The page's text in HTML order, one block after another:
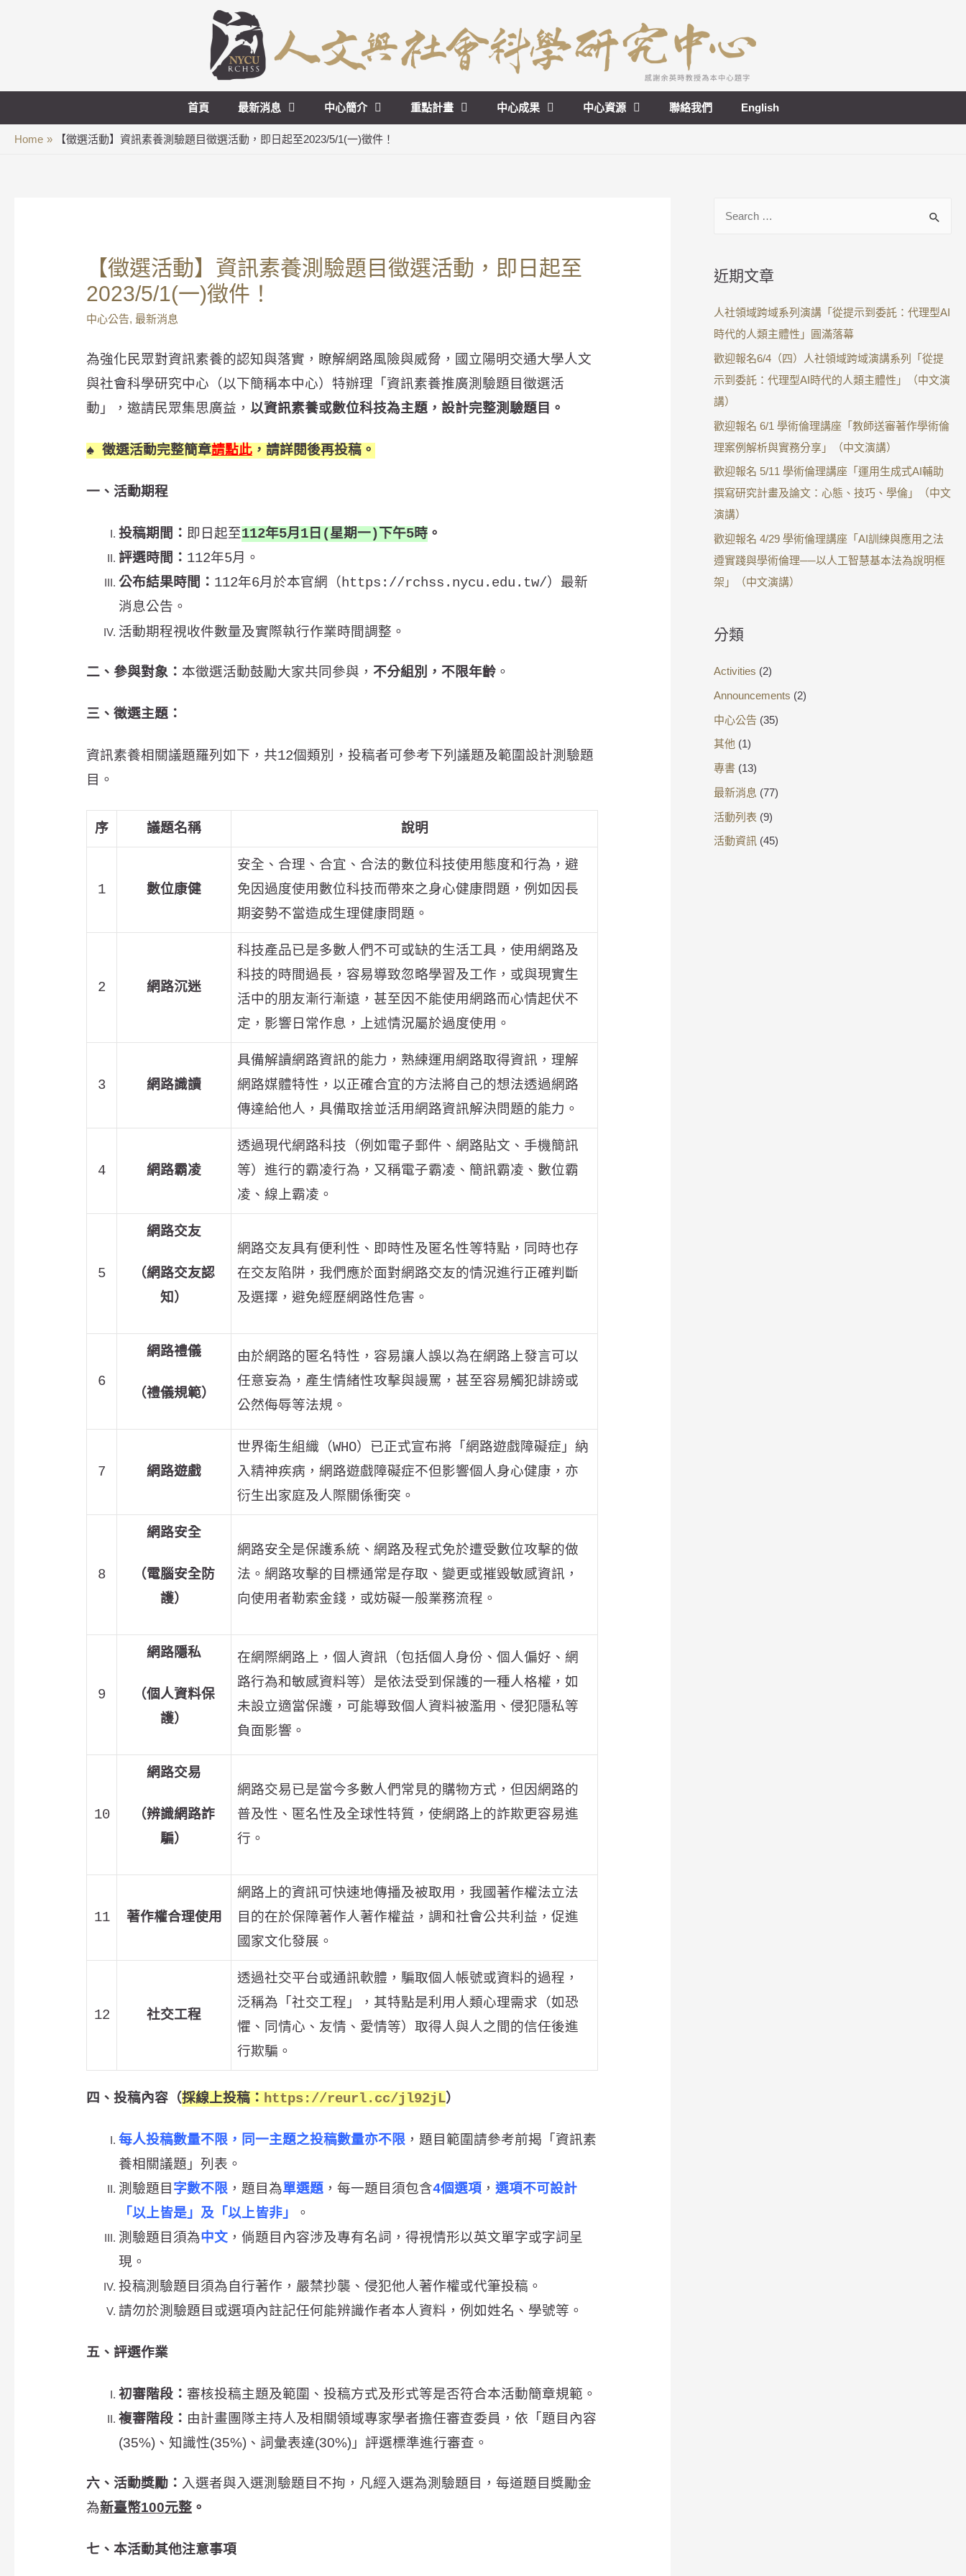
首頁 最新消息 中心簡介 重點計畫 中心成果 中心資源 聯絡我們 English
Home 【徵選活動】資訊素養測驗題目徵選活動，即日起至2023/5/1(一)徵件！
【徵選活動】資訊素養測驗題目徵選活動，即日起至
2023/5/1(一)徵件！
中心公告,最新消息
為強化民眾對資訊素養的認知與落實，瞭解網路風險與威脅，國立陽明交通大學人文
與社會科學研究中心（以下簡稱本中心）特辦理「資訊素養推廣測驗題目徵選活
動」，邀請民眾集思廣益，以資訊素養或數位科技為主題，設計完整測驗題目。
♠ 徵選活動完整簡章請點此 ，請詳閱後再投稿。
一、活動期程
投稿期間： 即日起至112年5月1日(星期一)下午5時 。
評選時間： 112年5月。
公布結果時間： 112年6月於本官網（https://rchss.nycu.edu.tw/）最新
消息公告。
活動期程視收件數量及實際執行作業時間調整。
二、參與對象： 本徵選活動鼓勵大家共同參與， 不分組別，不限年齡 。
三、徵選主題：
資訊素養相關議題羅列如下，共12個類別，投稿者可參考下列議題及範圍設計測驗題
目。
序 議題名稱 說明
1 數位康健
安全、合理、合宜、合法的數位科技使用態度和行為，避
免因過度使用數位科技而帶來之身心健康問題，例如因長
期姿勢不當造成生理健康問題。
2 網路沉迷
科技產品已是多數人們不可或缺的生活工具，使用網路及
科技的時間過長，容易導致忽略學習及工作，或與現實生
活中的朋友漸行漸遠，甚至因不能使用網路而心情起伏不
定，影響日常作息，上述情況屬於過度使用。
3 網路識讀
具備解讀網路資訊的能力，熟練運用網路取得資訊，理解
網路媒體特性，以正確合宜的方法將自己的想法透過網路
傳達給他人，具備取捨並活用網路資訊解決問題的能力。
4 網路霸凌
透過現代網路科技（例如電子郵件、網路貼文、手機簡訊
等）進行的霸凌行為，又稱電子霸凌、簡訊霸凌、數位霸
凌、線上霸凌。
5
網路交友
（網路交友認
知）
網路交友具有便利性、即時性及匿名性等特點，同時也存
在交友陷阱，我們應於面對網路交友的情況進行正確判斷
及選擇，避免經歷網路性危害。
6
網路禮儀
（禮儀規範）
由於網路的匿名特性，容易讓人誤以為在網路上發言可以
任意妄為，產生情緒性攻擊與謾罵，甚至容易觸犯誹謗或
公然侮辱等法規。
7 網路遊戲
世界衛生組織（WHO）已正式宣布將「網路遊戲障礙症」納
入精神疾病，網路遊戲障礙症不但影響個人身心健康，亦
衍生出家庭及人際關係衝突。
8
網路安全
（電腦安全防
護）
網路安全是保護系統、網路及程式免於遭受數位攻擊的做
法。網路攻擊的目標通常是存取、變更或摧毀敏感資訊，
向使用者勒索金錢，或妨礙一般業務流程。
9
網路隱私
（個人資料保
護）
在網際網路上，個人資訊（包括個人身份、個人偏好、網
路行為和敏感資料等）是依法受到保護的一種人格權，如
未設立適當保護，可能導致個人資料被濫用、侵犯隱私等
負面影響。
10
網路交易
（辨識網路詐
騙）
網路交易已是當今多數人們常見的購物方式，但因網路的
普及性、匿名性及全球性特質，使網路上的詐欺更容易進
行。
11 著作權合理使用
網路上的資訊可快速地傳播及被取用，我國著作權法立法
目的在於保障著作人著作權益，調和社會公共利益，促進
國家文化發展。
12 社交工程
透過社交平台或通訊軟體，騙取個人帳號或資料的過程，
泛稱為「社交工程」，其特點是利用人類心理需求（如恐
懼、同情心、友情、愛情等）取得人與人之間的信任後進
行欺騙。
四、投稿內容（採線上投稿： https://reurl.cc/jl92jL）
每人投稿數量不限，同一主題之投稿數量亦不限 ，題目範圍請參考前揭「資訊素
養相關議題」列表。
測驗題目 字數不限 ，題目為單選題 ，每一題目須包含4個選項 ，選項不可設計
「以上皆是」及「以上皆非」
。
測驗題目須為中文 ，倘題目內容涉及專有名詞，得視情形以英文單字或字詞呈
現。
投稿測驗題目須為自行著作，嚴禁抄襲、侵犯他人著作權或代筆投稿。
請勿於測驗題目或選項內註記任何能辨識作者本人資料，例如姓名、學號等。
五、評選作業
初審階段：審核投稿主題及範圍、投稿方式及形式等是否符合本活動簡章規範。
複審階段： 由計畫團隊主持人及相關領域專家學者擔任審查委員，依「題目內容
(35%)、知識性(35%)、詞彙表達(30%)」評選標準進行審查。
六、活動獎勵： 入選者與入選測驗題目不拘，凡經入選為測驗題目，每道題目獎勵金
為新臺幣100元整 。
七、本活動其他注意事項
近期文章
人社領域跨域系列演講「從提示到委託：代理型AI
時代的人類主體性」圓滿落幕
歡迎報名6/4（四）人社領域跨域演講系列「從提
示到委託：代理型AI時代的人類主體性」（中文演
講）
歡迎報名 6/1 學術倫理講座「教師送審著作學術倫
理案例解析與實務分享」（中文演講）
歡迎報名 5/11 學術倫理講座「運用生成式AI輔助
撰寫研究計畫及論文：心態、技巧、學倫」（中文
演講）
歡迎報名 4/29 學術倫理講座「AI訓練與應用之法
遵實踐與學術倫理──以人工智慧基本法為說明框
架」（中文演講）
分類
Activities (2)
Announcements (2)
中心公告 (35)
其他 (1)
專書(13)
最新消息 (77)
活動列表 (9)
活動資訊 (45)